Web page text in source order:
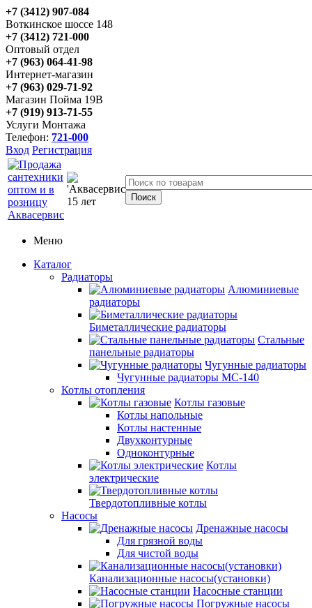
+7 (3412) 907-084
Воткинское шоссе 148
+7 (3412) 721-000
Оптовый отдел
+7 (963) 064-41-98
Интернет-магазин
+7 (963) 029-71-92
Магазин Пойма 19В
+7 (919) 913-71-55
Услуги Монтажа
Телефон: 721-000
Вход Регистрация
Меню
Каталог
Радиаторы
Алюминиевые
радиаторы
Биметаллические радиаторы
Стальные
панельные радиаторы
Чугунные радиаторы
Чугунные радиаторы МС-140
Котлы отопления
Котлы газовые
Котлы напольные
Котлы настенные
Двухконтурные
Одноконтурные
Котлы
электрические
Твердотопливные котлы
Насосы
Дренажные насосы
Для грязной воды
Для чистой воды
Канализационные насосы(установки)
Насосные станции
Погружные насосы